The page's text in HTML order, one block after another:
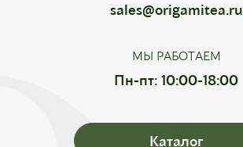
sales@origamitea.ru
МЫ РАБОТАЕМ
Пн-пт: 10:00-18:00
Каталог